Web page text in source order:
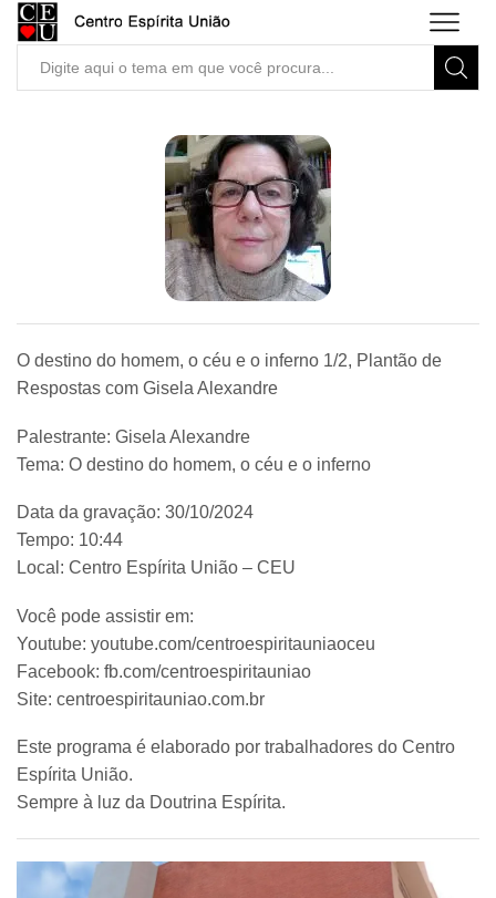
Search
O destino do homem, o céu e o inferno 1/2, Plantão de
Respostas com Gisela Alexandre
Palestrante: Gisela Alexandre
Tema: O destino do homem, o céu e o inferno
Data da gravação: 30/10/2024
Tempo: 10:44
Local: Centro Espírita União – CEU
Você pode assistir em:
Youtube: youtube.com/centroespiritauniaoceu
Facebook: fb.com/centroespiritauniao
Site: centroespiritauniao.com.br
Este programa é elaborado por trabalhadores do Centro
Espírita União.
Sempre à luz da Doutrina Espírita.